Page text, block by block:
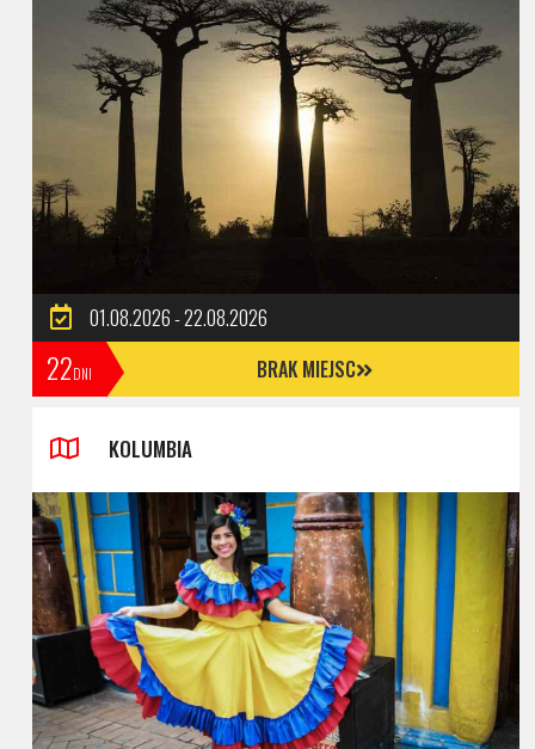
01.08.2026 - 22.08.2026
22DNI BRAK MIEJSC
KOLUMBIA